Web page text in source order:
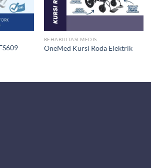
REHABILITASI MEDIS
OneMed Kursi Roda Elektrik